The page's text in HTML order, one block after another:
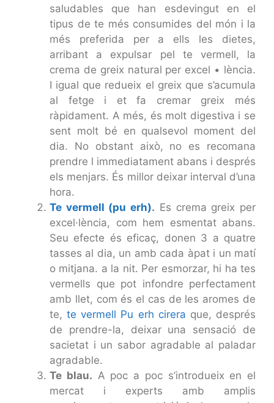
saludables que han esdevingut en el
tipus de te més consumides del món i la
més preferida per a ells les dietes,
arribant a expulsar pel te vermell, la
crema de greix natural per excel • lència.
I igual que redueix el greix que s’acumula
al fetge i et fa cremar greix més
ràpidament. A més, és molt digestiva i se
sent molt bé en qualsevol moment del
dia. No obstant això, no es recomana
prendre l immediatament abans i després
els menjars. És millor deixar interval d’una
hora.
Te vermell (pu erh). Es crema greix per
excel·lència, com hem esmentat abans.
Seu efecte és eficaç, donen 3 a quatre
tasses al dia, un amb cada àpat i un matí
o mitjana. a la nit. Per esmorzar, hi ha tes
vermells que pot infondre perfectament
amb llet, com és el cas de les aromes de
te,te vermell Pu erh cirera que, després
de prendre-la, deixar una sensació de
sacietat i un sabor agradable al paladar
agradable.
Te blau. A poc a poc s’introdueix en el
mercat i experts amb amplis